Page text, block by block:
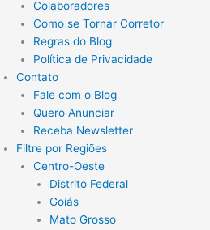
Colaboradores
Como se Tornar Corretor
Regras do Blog
Política de Privacidade
Contato
Fale com o Blog
Quero Anunciar
Receba Newsletter
Filtre por Regiões
Centro-Oeste
Distrito Federal
Goiás
Mato Grosso